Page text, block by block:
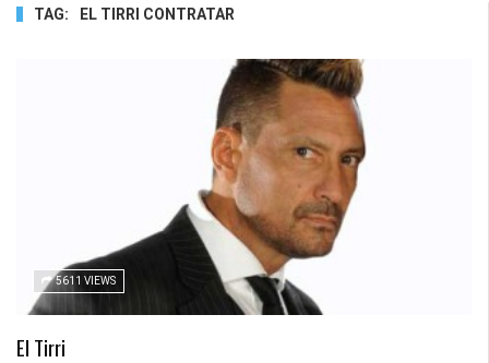
TAG: EL TIRRI CONTRATAR
5611 VIEWS
El Tirri